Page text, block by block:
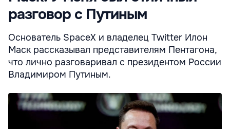
разговор с Путиным
Основатель SpaceX и владелец Twitter Илон
Маск рассказывал представителям Пентагона,
что лично разговаривал с президентом России
Владимиром Путиным.